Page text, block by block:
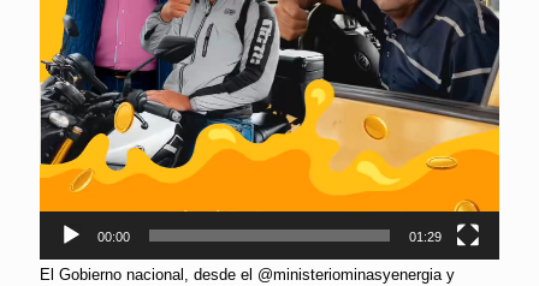
00:00 01:29
El Gobierno nacional, desde el @ministeriominasyenergia y